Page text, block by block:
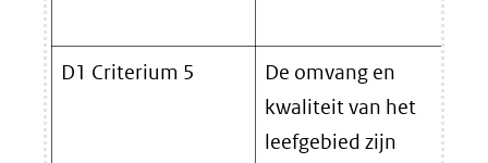
D1 Criterium 5
De omvang en
kwaliteit van het
leefgebied zijn